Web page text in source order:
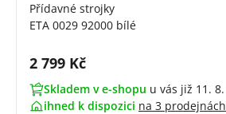
Přídavné strojky
ETA 0029 92000 bílé
Cena s DPH:
2 799 Kč
Skladem v e-shopu u vás již 11. 8.
ihned k dispozici na 3 prodejnách